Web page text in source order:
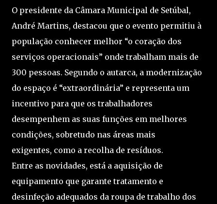
O presidente da Câmara Municipal de Setúbal,
André Martins, destacou que o evento permitiu à
população conhecer melhor “o coração dos
serviços operacionais” onde trabalham mais de
300 pessoas. Segundo o autarca, a modernização
do espaço é “extraordinária” e representa um
incentivo para que os trabalhadores
desempenhem as suas funções em melhores
condições, sobretudo nas áreas mais
exigentes, como a recolha de resíduos.
Entre as novidades, está a aquisição de
equipamento que garante tratamento e
desinfeção adequados da roupa de trabalho dos